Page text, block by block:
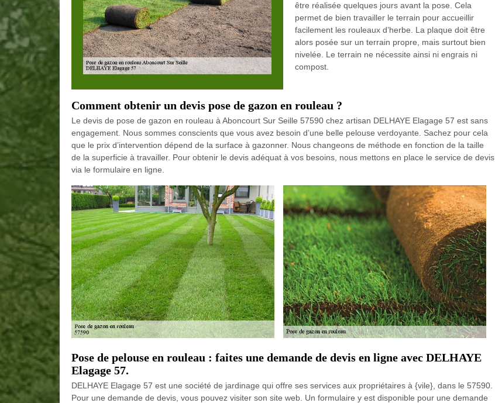
être réalisée quelques jours avant la pose. Cela
permet de bien travailler le terrain pour accueillir
facilement les rouleaux d’herbe. La plaque doit être
alors posée sur un terrain propre, mais surtout bien
nivelée. Le terrain ne nécessite ainsi ni engrais ni
compost.
Comment obtenir un devis pose de gazon en rouleau ?
Le devis de pose de gazon en rouleau à Aboncourt Sur Seille 57590 chez artisan DELHAYE Elagage 57 est sans
engagement. Nous sommes conscients que vous avez besoin d’une belle pelouse verdoyante. Sachez pour cela
que le prix d’intervention dépend de la surface à gazonner. Nous changeons de méthode en fonction de la taille
de la superficie à travailler. Pour obtenir le devis adéquat à vos besoins, nous mettons en place le service de devis
via le formulaire en ligne.
Pose de pelouse en rouleau : faites une demande de devis en ligne avec DELHAYE
Elagage 57.
DELHAYE Elagage 57 est une société de jardinage qui offre ses services aux propriétaires à {vile}, dans le 57590.
Pour une demande de devis, vous pouvez visiter son site web. Un formulaire y est disponible pour une demande